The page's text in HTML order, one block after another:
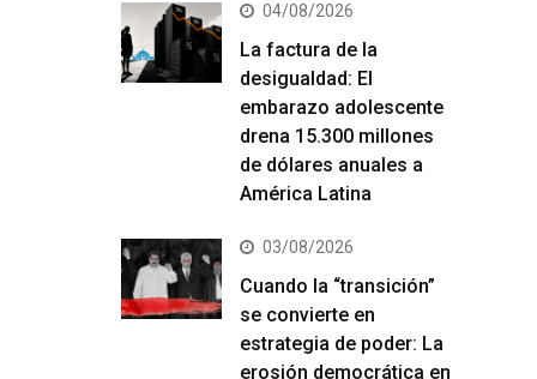
04/08/2026
La factura de la
desigualdad: El
embarazo adolescente
drena 15.300 millones
de dólares anuales a
América Latina
03/08/2026
Cuando la “transición”
se convierte en
estrategia de poder: La
erosión democrática en